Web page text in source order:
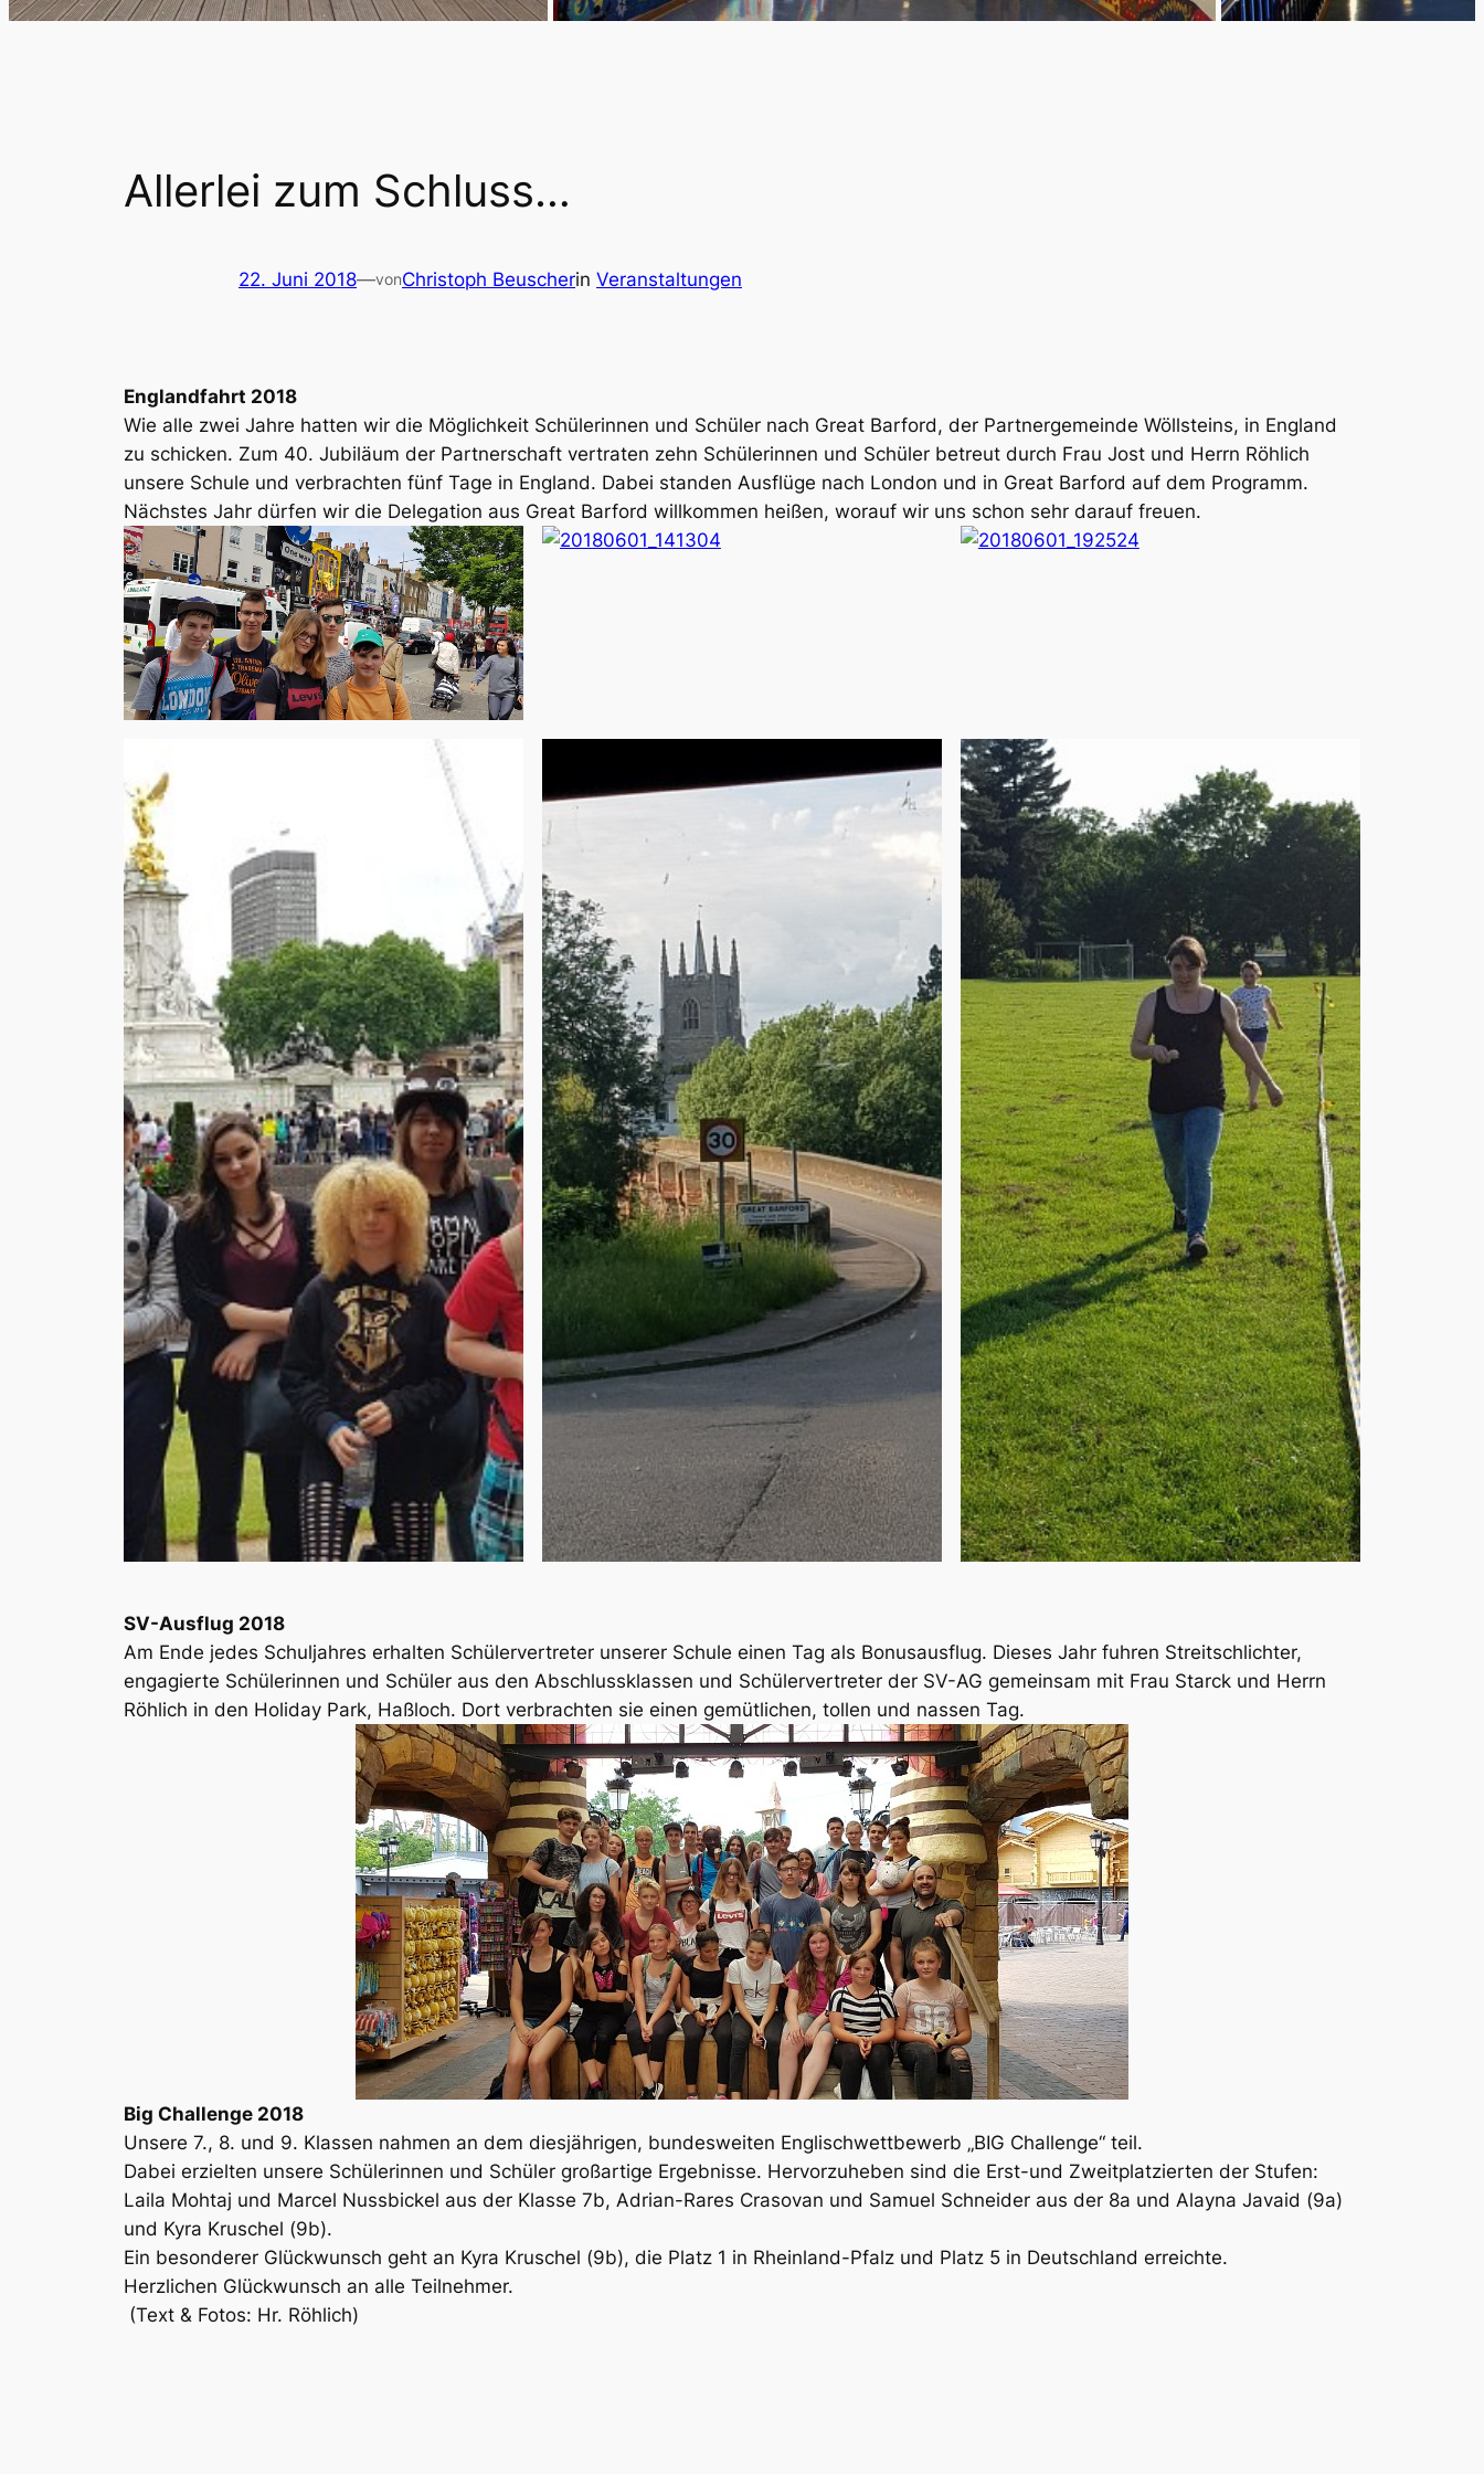
Allerlei zum Schluss…
22. Juni 2018—vonChristoph Beuscherin Veranstaltungen
Englandfahrt 2018
Wie alle zwei Jahre hatten wir die Möglichkeit Schülerinnen und Schüler nach Great Barford, der Partnergemeinde Wöllsteins, in England
zu schicken. Zum 40. Jubiläum der Partnerschaft vertraten zehn Schülerinnen und Schüler betreut durch Frau Jost und Herrn Röhlich
unsere Schule und verbrachten fünf Tage in England. Dabei standen Ausflüge nach London und in Great Barford auf dem Programm.
Nächstes Jahr dürfen wir die Delegation aus Great Barford willkommen heißen, worauf wir uns schon sehr darauf freuen.
SV-Ausflug 2018
Am Ende jedes Schuljahres erhalten Schülervertreter unserer Schule einen Tag als Bonusausflug. Dieses Jahr fuhren Streitschlichter,
engagierte Schülerinnen und Schüler aus den Abschlussklassen und Schülervertreter der SV-AG gemeinsam mit Frau Starck und Herrn
Röhlich in den Holiday Park, Haßloch. Dort verbrachten sie einen gemütlichen, tollen und nassen Tag.
Big Challenge 2018
Unsere 7., 8. und 9. Klassen nahmen an dem diesjährigen, bundesweiten Englischwettbewerb „BIG Challenge“ teil.
Dabei erzielten unsere Schülerinnen und Schüler großartige Ergebnisse. Hervorzuheben sind die Erst-und Zweitplatzierten der Stufen:
Laila Mohtaj und Marcel Nussbickel aus der Klasse 7b, Adrian-Rares Crasovan und Samuel Schneider aus der 8a und Alayna Javaid (9a)
und Kyra Kruschel (9b).
Ein besonderer Glückwunsch geht an Kyra Kruschel (9b), die Platz 1 in Rheinland-Pfalz und Platz 5 in Deutschland erreichte.
Herzlichen Glückwunsch an alle Teilnehmer.
(Text & Fotos: Hr. Röhlich)